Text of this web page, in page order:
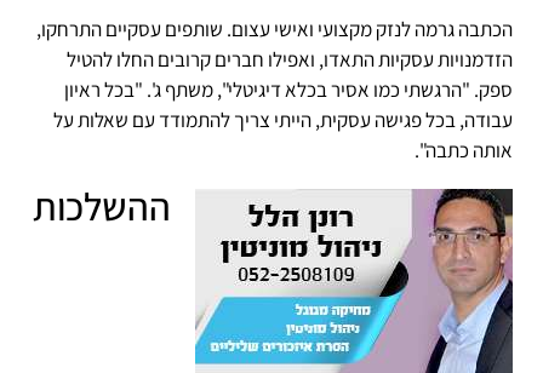
הכתבה גרמה לנזק מקצועי ואישי עצום. שותפים עסקיים התרחקו,
הזדמנויות עסקיות התאדו, ואפילו חברים קרובים החלו להטיל
ספק. "הרגשתי כמו אסיר בכלא דיגיטלי", משתף ג'. "בכל ראיון
עבודה, בכל פגישה עסקית, הייתי צריך להתמודד עם שאלות על
אותה כתבה".
ההשלכות